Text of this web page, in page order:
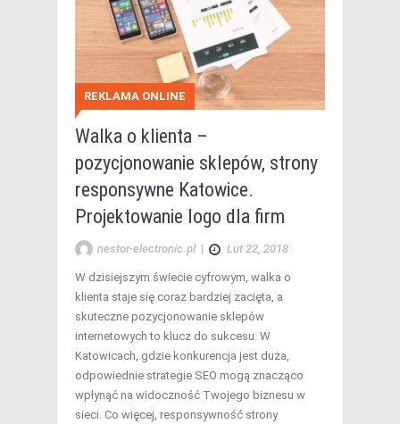
REKLAMA ONLINE
Walka o klienta –
pozycjonowanie sklepów, strony
responsywne Katowice.
Projektowanie logo dla firm
nestor-electronic.pl | Lut 22, 2018
W dzisiejszym świecie cyfrowym, walka o
klienta staje się coraz bardziej zacięta, a
skuteczne pozycjonowanie sklepów
internetowych to klucz do sukcesu. W
Katowicach, gdzie konkurencja jest duża,
odpowiednie strategie SEO mogą znacząco
wpłynąć na widoczność Twojego biznesu w
sieci. Co więcej, responsywność strony